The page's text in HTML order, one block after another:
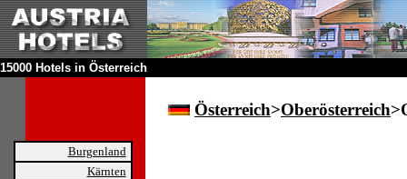
15000 Hotels in Österreich
Burgenland
Kärnten
Österreich>Oberösterreich